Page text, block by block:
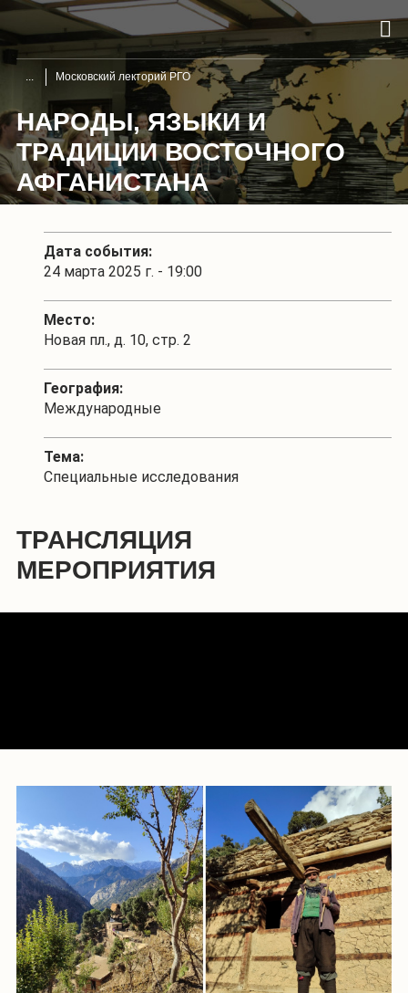
Московский лекторий РГО
НАРОДЫ, ЯЗЫКИ И
ТРАДИЦИИ ВОСТОЧНОГО
АФГАНИСТАНА
Дата события:
24 марта 2025 г. - 19:00
Место:
Новая пл., д. 10, стр. 2
География:
Международные
Тема:
Специальные исследования
ТРАНСЛЯЦИЯ
МЕРОПРИЯТИЯ